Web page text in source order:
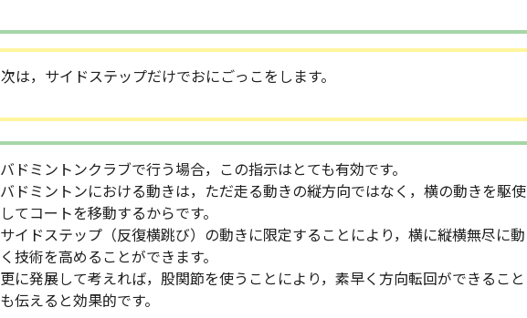
次は，サイドステップだけでおにごっこをします。
バドミントンクラブで行う場合，この指示はとても有効です。
バドミントンにおける動きは，ただ走る動きの縦方向ではなく，横の動きを駆使
してコートを移動するからです。
サイドステップ（反復横跳び）の動きに限定することにより，横に縦横無尽に動
く技術を高めることができます。
更に発展して考えれば，股関節を使うことにより，素早く方向転回ができること
も伝えると効果的です。